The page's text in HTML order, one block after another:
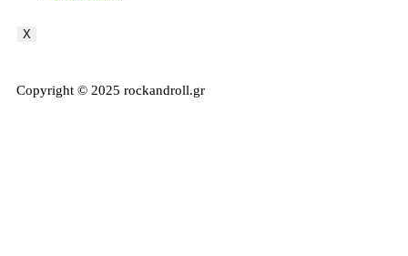
X
Copyright © 2025 rockandroll.gr